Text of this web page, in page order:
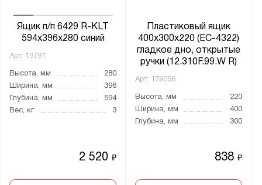
Ящик п/п 6429 R-KLT
594х396х280 синий
Арт. 19791
Высота, мм
280
Ширина, мм
396
Глубина, мм
594
Вес, кг
3
2 520₽
Пластиковый ящик
400х300х220 (ЕС-4322)
гладкое дно, открытые
ручки (12.310F.99.W R)
Арт. 179056
Высота, мм
220
Ширина, мм
400
Глубина, мм
300
838₽